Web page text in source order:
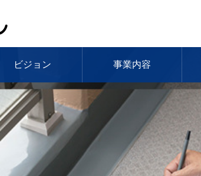
ビジョン 事業内容